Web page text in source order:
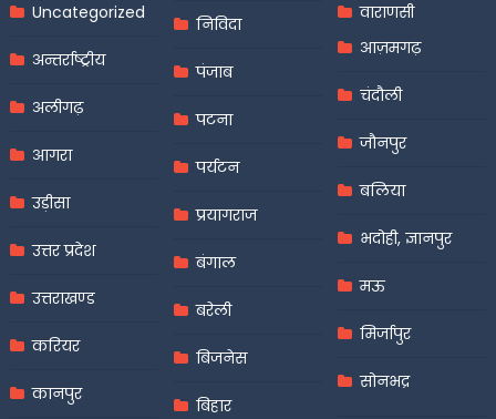
Uncategorized
अन्तर्राष्ट्रीय
अलीगढ़
आगरा
उड़ीसा
उत्तर प्रदेश
उत्तराखण्ड
करियर
कानपुर
निविदा
पंजाब
पटना
पर्यटन
प्रयागराज
बंगाल
बरेली
बिजनेस
बिहार
वाराणसी
आज़मगढ़
चंदौली
जौनपुर
बलिया
भदोही, ज्ञानपुर
मऊ
मिर्जापुर
सोनभद्र